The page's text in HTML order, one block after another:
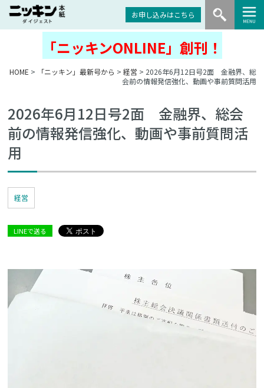
お申し込みはこちら
「ニッキンONLINE」創刊！
HOME > 「ニッキン」最新号から > 経営 > 2026年6月12日号2面 金融界、総
会前の情報発信強化、動画や事前質問活用
2026年6月12日号2面 金融界、総会
前の情報発信強化、動画や事前質問活
用
経営
LINEで送る